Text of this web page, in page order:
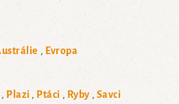
Evropa
Plazi Ptáci Ryby Savci